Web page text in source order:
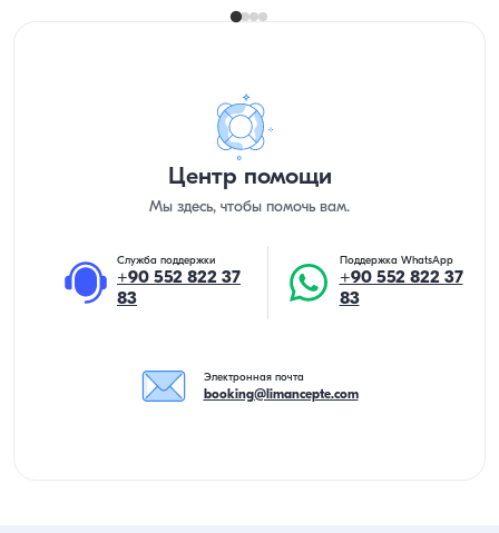
Центр помощи
Мы здесь, чтобы помочь вам.
Служба поддержки
+90 552 822 37
83
Поддержка WhatsApp
+90 552 822 37
83
Электронная почта
booking@limancepte.com